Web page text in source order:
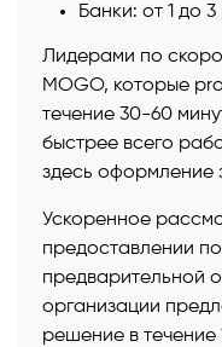
Банки: от 1 до
Лидерами по
MOGO, которые
течение 30-60
быстрее всего
здесь оформление
Ускоренное
предоставлении
предварительной
организации
решение в течение